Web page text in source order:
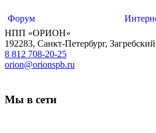
Форум
НПП «ОРИОН»
192283, Санкт-Петербург,
8 812 708-20-25
orion@orionspb.ru
Мы в сети